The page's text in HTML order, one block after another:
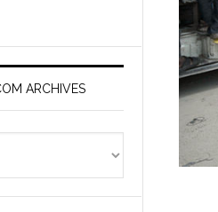
ARCHIVES